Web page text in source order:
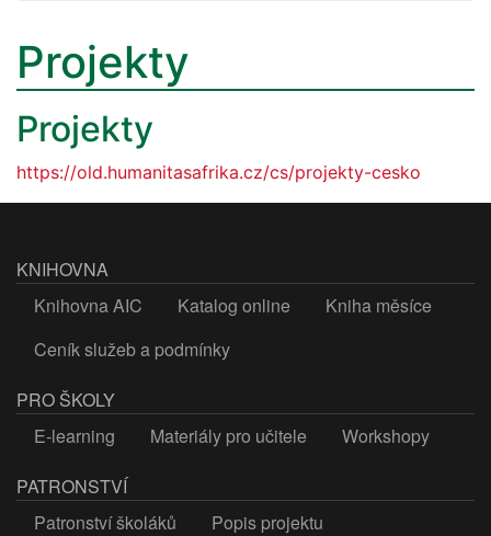
Projekty
Projekty
https://old.humanitasafrika.cz/cs/projekty-cesko
KNIHOVNA
Knihovna AIC
Katalog online
Kniha měsíce
Ceník služeb a podmínky
PRO ŠKOLY
E-learning
Materiály pro učitele
Workshopy
PATRONSTVÍ
Patronství školáků
Popis projektu